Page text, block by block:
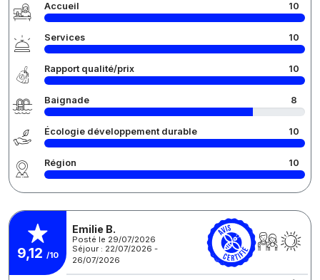
Accueil 10
Services 10
Rapport qualité/prix 10
Baignade 8
Écologie développement durable 10
Région 10
9,12 /10
Emilie B.
Posté le 29/07/2026
Séjour : 22/07/2026 -
26/07/2026